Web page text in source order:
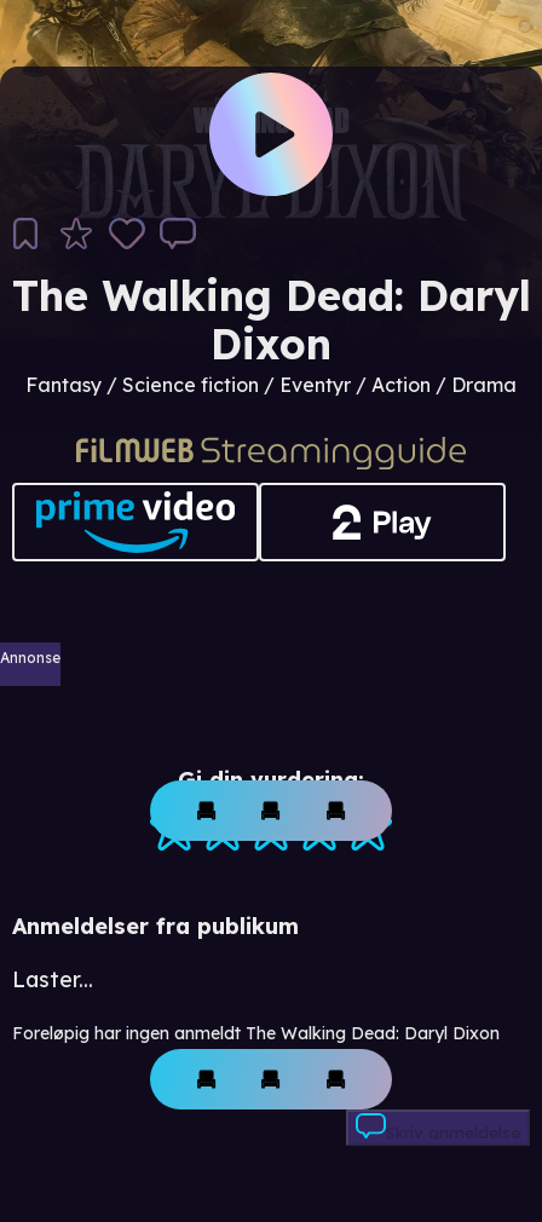
The Walking Dead: Daryl
Dixon
Fantasy / Science fiction / Eventyr / Action / Drama
Annonse
Gi din vurdering:
Anmeldelser fra publikum
Laster...
Foreløpig har ingen anmeldt The Walking Dead: Daryl Dixon
Skriv anmeldelse